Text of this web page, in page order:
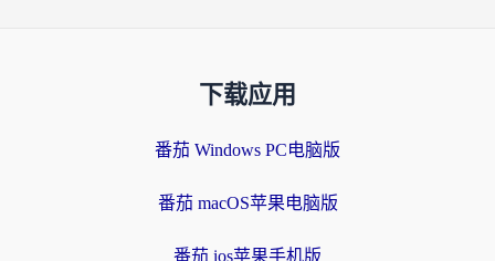
下载应用
番茄 Windows PC电脑版
番茄 macOS苹果电脑版
番茄 ios苹果手机版